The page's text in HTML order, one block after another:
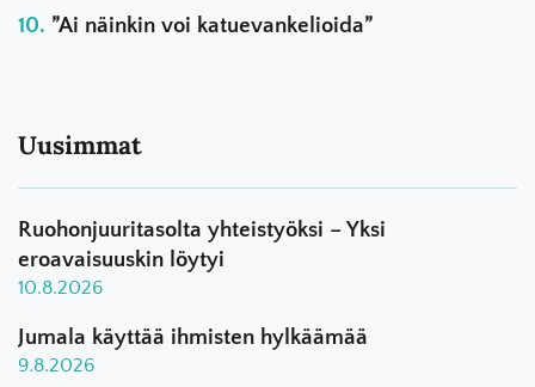
”Ai näinkin voi katuevankelioida”
Uusimmat
Ruohonjuuritasolta yhteistyöksi – Yksi
eroavaisuuskin löytyi
10.8.2026
Jumala käyttää ihmisten hylkäämää
9.8.2026